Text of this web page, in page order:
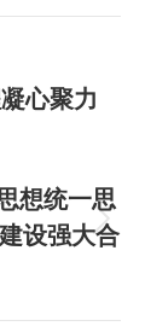
心聚力
想统一思
设强大合